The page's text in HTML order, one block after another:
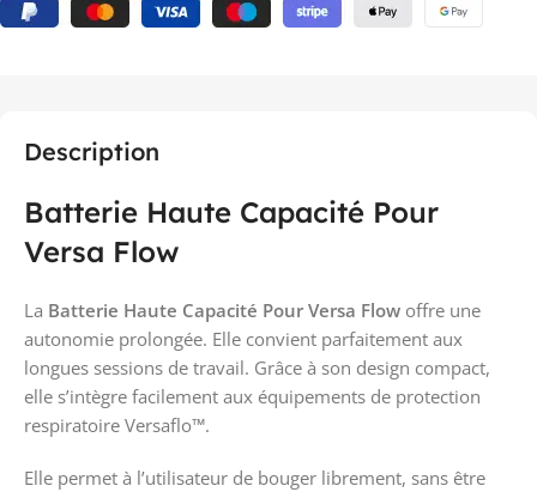
Description
Batterie Haute Capacité Pour
Versa Flow
La Batterie Haute Capacité Pour Versa Flow offre une
autonomie prolongée. Elle convient parfaitement aux
longues sessions de travail. Grâce à son design compact,
elle s’intègre facilement aux équipements de protection
respiratoire Versaflo™.
Elle permet à l’utilisateur de bouger librement, sans être